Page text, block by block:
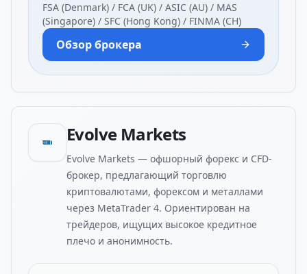
FSA (Denmark) / FCA (UK) / ASIC (AU) / MAS
(Singapore) / SFC (Hong Kong) / FINMA (CH)
Обзор брокера
Evolve Markets
Evolve Markets — офшорный форекс и CFD-
брокер, предлагающий торговлю
криптовалютами, форексом и металлами
через MetaTrader 4. Ориентирован на
трейдеров, ищущих высокое кредитное
плечо и анонимность.